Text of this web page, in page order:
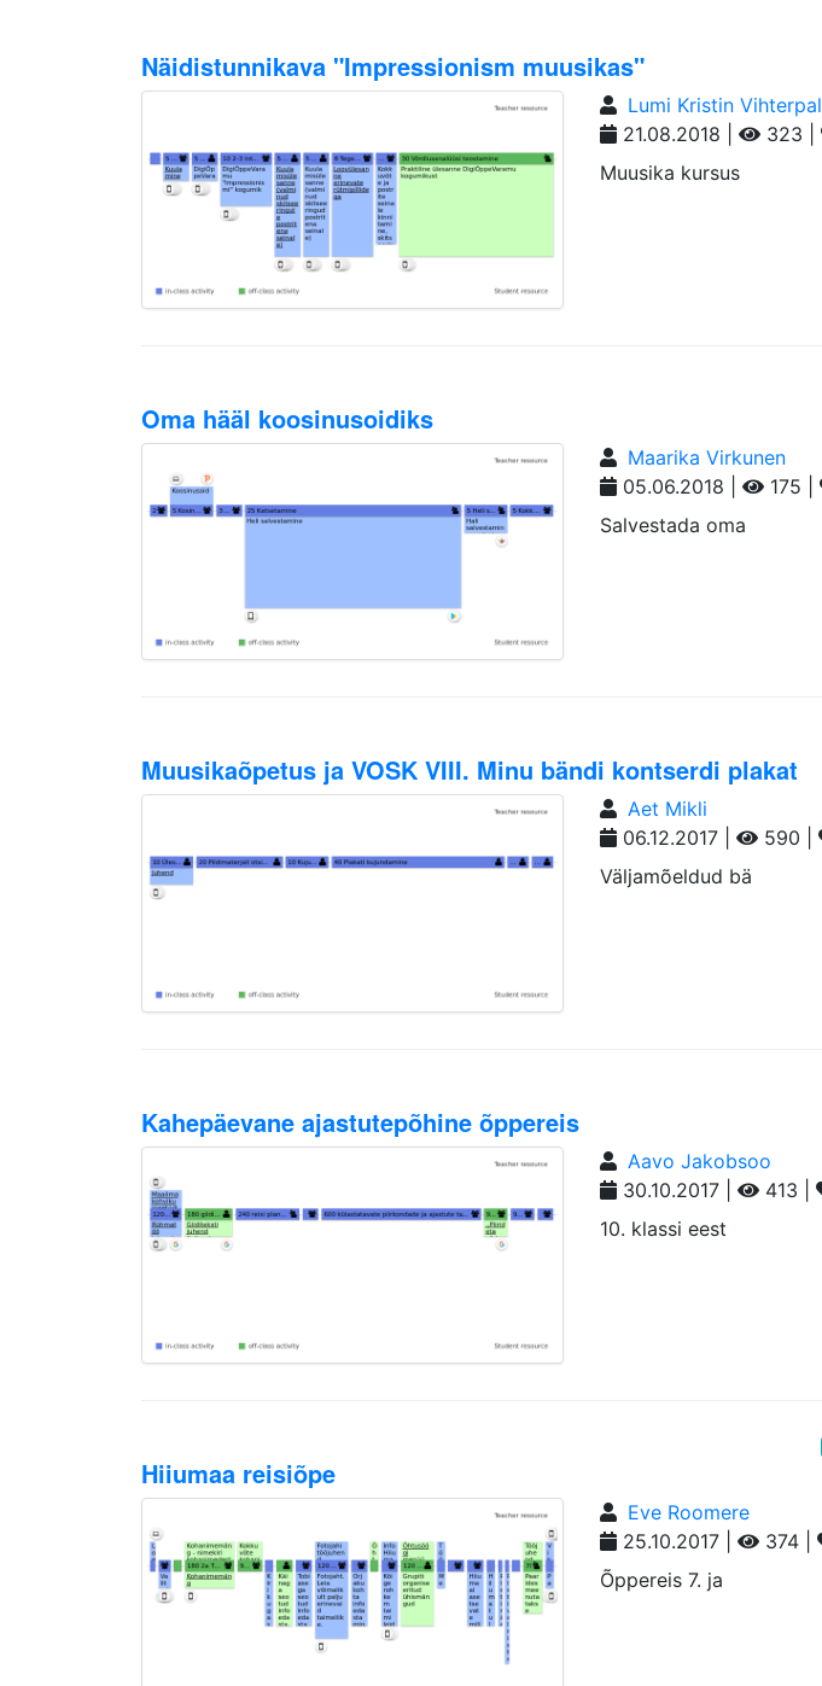
Näidistunnikava "Impressionism muusikas"
Lumi Kristin Vihterpal
21.08.2018 |
323 |
Muusika kursus
Oma hääl koosinusoidiks
Maarika Virkunen
05.06.2018 |
175 |
Salvestada oma
Muusikaõpetus ja VOSK VIII. Minu bändi kontserdi plakat
Aet Mikli
06.12.2017 |
590 |
Väljamõeldud bä
Kahepäevane ajastutepõhine õppereis
Aavo Jakobsoo
30.10.2017 |
413 |
10. klassi eest
Hiiumaa reisiõpe
Eve Roomere
25.10.2017 |
374 |
Õppereis 7. ja